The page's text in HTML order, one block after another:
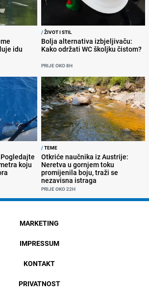
idu
/ŽIVOT I STIL
Bolja alternativa izbjeljivaču:
Kako održati WC školjku čistom?
PRIJE OKO 8H
koju
/TEME
Otkriće naučnika iz Austrije:
Neretva u gornjem toku
promijenila boju, traži se
nezavisna istraga
PRIJE OKO 22H
MARKETING
IMPRESSUM
KONTAKT
PRIVATNOST